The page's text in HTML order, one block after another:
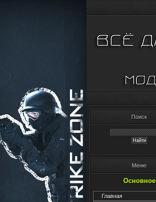
Поиск
Меню
Основное
Главная